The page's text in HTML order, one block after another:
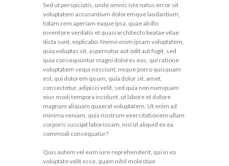
Sed ut perspiciatis, unde omnis iste natus error sit
voluptatem accusantium doloremque laudantium,
totam rem aperiam eaque ipsa, quae ab illo
inventore veritatis et quasi architecto beatae vitae
dicta sunt, explicabo. Nemo enim ipsam voluptatem,
quia voluptas sit, aspernatur aut odit aut fugit, sed
quia consequuntur magni dolores eos, qui ratione
voluptatem sequi nesciunt, neque porro quisquam
est, qui dolorem ipsum, quia dolor sit, amet,
consectetur, adipisci velit, sed quia non numquam
eius modi tempora incidunt, ut labore et dolore
magnam aliquam quaerat voluptatem. Ut enim ad
minima veniam, quis nostrum exercitationem ullam
corporis suscipit laboriosam, nisi ut aliquid ex ea
commodi consequatur?
Quis autem vel eum iure reprehenderit, qui in ea
voluptate velit esse, quam nihil molestiae